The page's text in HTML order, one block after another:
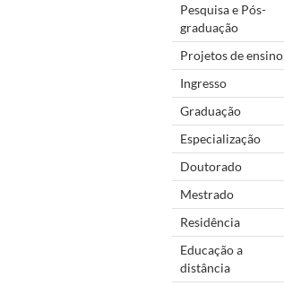
Pesquisa e Pós-
graduação
Projetos de ensino
Ingresso
Graduação
Especialização
Doutorado
Mestrado
Residência
Educação a
distância